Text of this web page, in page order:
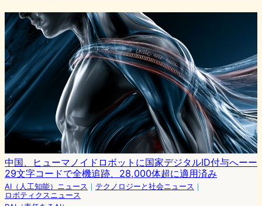
中国、ヒューマノイドロボットに国家デジタルID付与へーー
29文字コードで全機追跡、28,000体超に適用済み
AI（人工知能）ニュース ｜ テクノロジーと社会ニュース ｜
ロボティクスニュース